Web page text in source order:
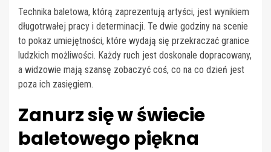
Technika baletowa, którą zaprezentują artyści, jest wynikiem
długotrwałej pracy i determinacji. Te dwie godziny na scenie
to pokaz umiejętności, które wydają się przekraczać granice
ludzkich możliwości. Każdy ruch jest doskonale dopracowany,
a widzowie mają szansę zobaczyć coś, co na co dzień jest
poza ich zasięgiem.
Zanurz się w świecie
baletowego piękna